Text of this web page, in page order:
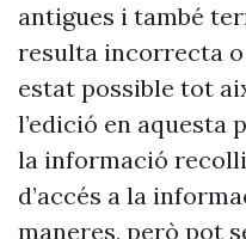
antigues i també
resulta incorrecta o
estat possible tot
l’edició en
la informació
d’accés a la
maneres, però pot